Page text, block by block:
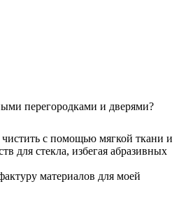
перегородками и дверями?
с помощью мягкой ткани и
для стекла, избегая абразивных
материалов для моей